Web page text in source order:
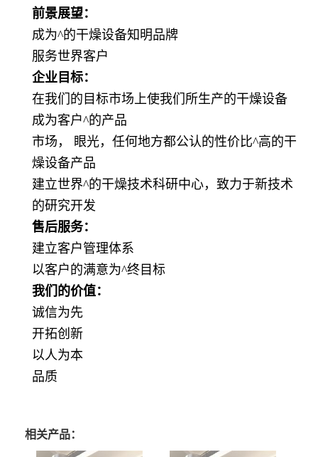
前景展望：
成为^的干燥设备知明品牌
服务世界客户
企业目标：
在我们的目标市场上使我们所生产的干燥设备
成为客户^的产品
市场， 眼光，任何地方都公认的性价比^高的干
燥设备产品
建立世界^的干燥技术科研中心，致力于新技术
的研究开发
售后服务：
建立客户管理体系
以客户的满意为^终目标
我们的价值：
诚信为先
开拓创新
以人为本
品质
相关产品：